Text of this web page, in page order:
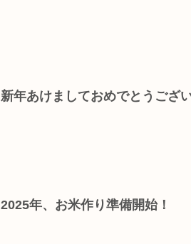
新年あけましておめでとうござ
2025年、お米作り準備開始！